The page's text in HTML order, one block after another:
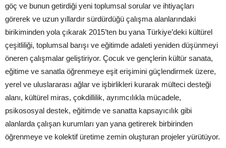
göç ve bunun getirdiği yeni toplumsal sorular ve ihtiyaçları
görerek ve uzun yıllardır sürdürdüğü çalışma alanlarındaki
birikiminden yola çıkarak 2015’ten bu yana Türkiye’deki kültürel
çeşitliliği, toplumsal barışı ve eğitimde adaleti yeniden düşünmeyi
öneren çalışmalar geliştiriyor. Çocuk ve gençlerin kültür sanata,
eğitime ve sanatla öğrenmeye eşit erişimini güçlendirmek üzere,
yerel ve uluslararası ağlar ve işbirlikleri kurarak mülteci desteği
alanı, kültürel miras, çokdillilik, ayrımcılıkla mücadele,
psikososyal destek, eğitimde ve sanatta kapsayıcılık gibi
alanlarda çalışan kurumları yan yana getirerek birbirinden
öğrenmeye ve kolektif üretime zemin oluşturan projeler yürütüyor.